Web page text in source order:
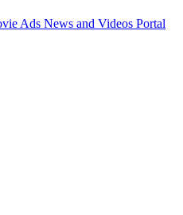
Ads News and Videos Portal